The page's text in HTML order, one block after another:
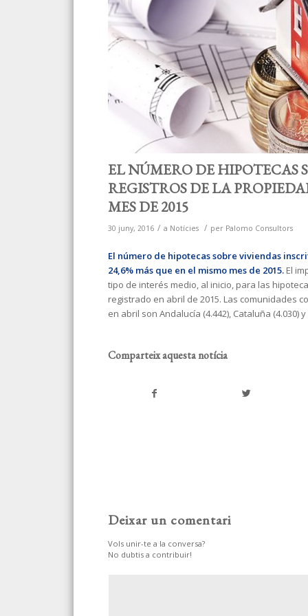
EL NÚMERO DE HIPOTECAS
REGISTROS DE LA
MES DE 2015
30 juny, 2016 / a Notícies / per Palomo Consultors
El número de hipotecas sobre viviendas
24,6% más que en el mismo mes de 2015. El
tipo de interés medio, al inicio, para las
registrado en abril de 2015. Las comunidades
en abril son Andalucía (4.442), Cataluña (4.030)
Comparteix aquesta notícia
Deixar un comentari
Vols unir-te a la conversa?
No dubtis a contribuir!